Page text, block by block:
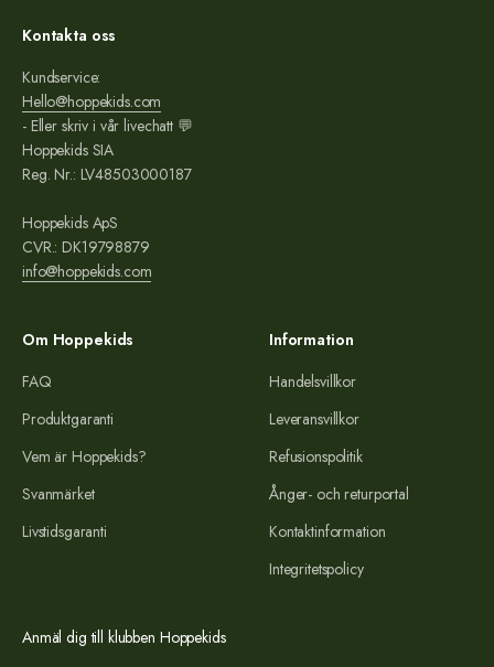
Kontakta oss
Kundservice:
Hello@hoppekids.com
- Eller skriv i vår livechatt 💬
Hoppekids SIA
Reg. Nr.: LV48503000187
Hoppekids ApS
CVR.: DK19798879
info@hoppekids.com
Om Hoppekids
FAQ
Produktgaranti
Vem är Hoppekids?
Svanmärket
Livstidsgaranti
Information
Handelsvillkor
Leveransvillkor
Refusionspolitik
Ånger- och returportal
Kontaktinformation
Integritetspolicy
Anmäl dig till klubben Hoppekids